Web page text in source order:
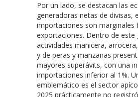
Por un lado, se destacan las
generadoras netas de divisas,
importaciones son marginales
exportaciones. Dentro de este
actividades manicera,
y de peras y manzanas
mayores superávits, con una
importaciones inferior al 1%.
emblemático es el sector
2025 prácticamente no registró